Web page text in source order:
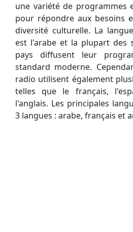
une variété de programmes
pour répondre aux besoins
diversité culturelle. La
est l'arabe et la plupart des
pays diffusent leur
standard moderne.
radio utilisent également
telles que le français,
l'anglais. Les principales
3 langues : arabe, français et